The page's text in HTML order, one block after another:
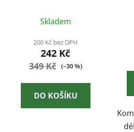
Skladem
200 Kč bez DPH
242 Kč
349 Kč (–30 %)
DO KOŠÍKU